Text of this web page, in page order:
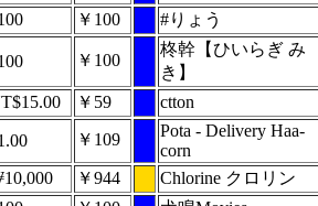
￥100 #りょう
￥100
柊幹【ひいらぎ み
き】
￥59 ctton
￥109
Pota - Delivery Haa-
corn
￥944
Chlorine クロリン